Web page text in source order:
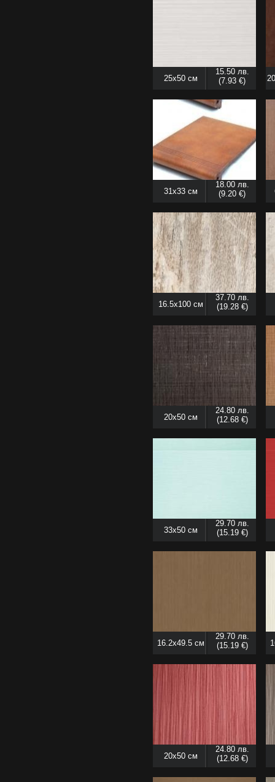
25x50 см
15.50 лв.
(7.93 €)
31x33 см
18.00 лв.
(9.20 €)
16.5x100 см
37.70 лв.
(19.28 €)
20x50 см
24.80 лв.
(12.68 €)
33x50 см
29.70 лв.
(15.19 €)
16.2x49.5 см
29.70 лв.
(15.19 €)
20x50 см
24.80 лв.
(12.68 €)